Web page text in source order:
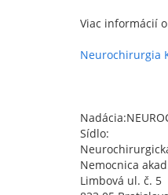
Viac informácií
Neurochirurgia
Sídlo:
Nemocnica
Limbová ul. č. 5